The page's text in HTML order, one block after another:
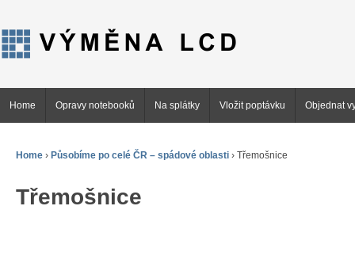
Home Opravy notebooků Na splátky Vložit poptávku Objednat
Home › Působíme po celé ČR – spádové oblasti › Třemošnice
Třemošnice